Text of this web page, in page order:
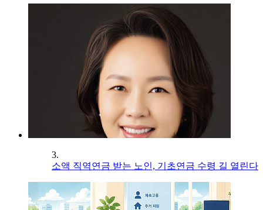
3.
소액 직역연금 받는 노인, 기초연금 수령 길 열린다